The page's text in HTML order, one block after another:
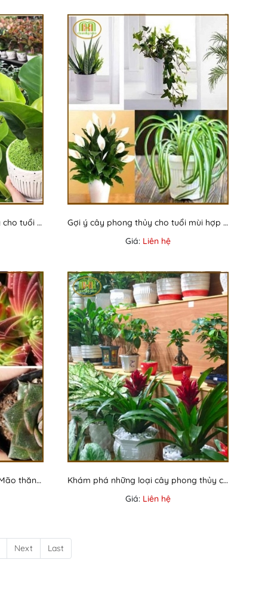
Bí quyết chọn cây phong thủy cho tuổi ngọ mang lại tài lộc và may mắn
Gợi ý cây phong thủy cho tuổi mùi hợp mệnh, mang lại may mắn
Giá: Liên hệ
Top cây phong thủy cho tuổi Mão thăng tiến trong sự nghiệp
Khám phá những loại cây phong thủy cho tuổi Dần
Giá: Liên hệ
Next Last